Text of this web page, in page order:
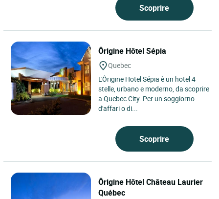
Scoprire
Ôrigine Hôtel Sépia
Quebec
L'Ôrigine Hotel Sépia è un hotel 4
stelle, urbano e moderno, da scoprire
a Quebec City. Per un soggiorno
d'affari o di...
Scoprire
Ôrigine Hôtel Château Laurier
Québec